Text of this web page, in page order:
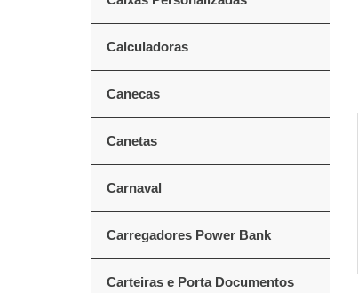
Calculadoras
Canecas
Canetas
Carnaval
Carregadores Power Bank
Carteiras e Porta Documentos